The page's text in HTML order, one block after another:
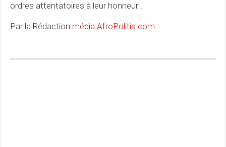
ordres attentatoires à leur honneur".
Par la Rédaction média AfroPolitis.com